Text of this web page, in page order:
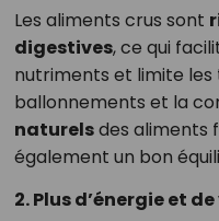
Les aliments crus sont
digestives, ce qui
nutriments et limite
ballonnements et la
naturelsdes aliments
également un bon
2. Plus d’énergie et